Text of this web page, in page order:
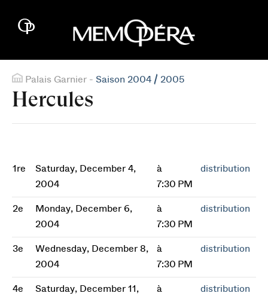
Palais Garnier - Saison 2004 / 2005
Hercules
1re
Saturday, December 4,
2004
à
7:30 PM
distribution
2e
Monday, December 6,
2004
à
7:30 PM
distribution
3e
Wednesday, December 8,
2004
à
7:30 PM
distribution
4e
Saturday, December 11,
à
distribution